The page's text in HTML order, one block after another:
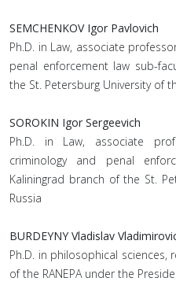
SEMCHENKOV Igor Pavlovich
Ph.D. in Law, associate
penal enforcement law sub-
the St. Petersburg University of
SOROKIN Igor Sergeevich
Ph.D. in Law, associate
criminology and penal
Kaliningrad branch of the St.
Russia
BURDEYNY Vladislav
Ph.D. in philosophical sciences,
of the RANEPA under the